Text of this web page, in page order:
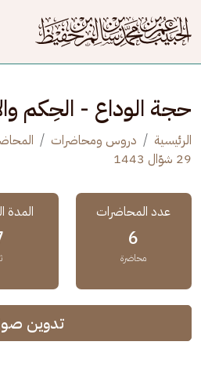
حجة الوداع - الحِكم
الرئيسية دروس ومحاضرات
29 شوّال 1443
عدد المحاضرات
6
محاضرة
المدة
تدوين